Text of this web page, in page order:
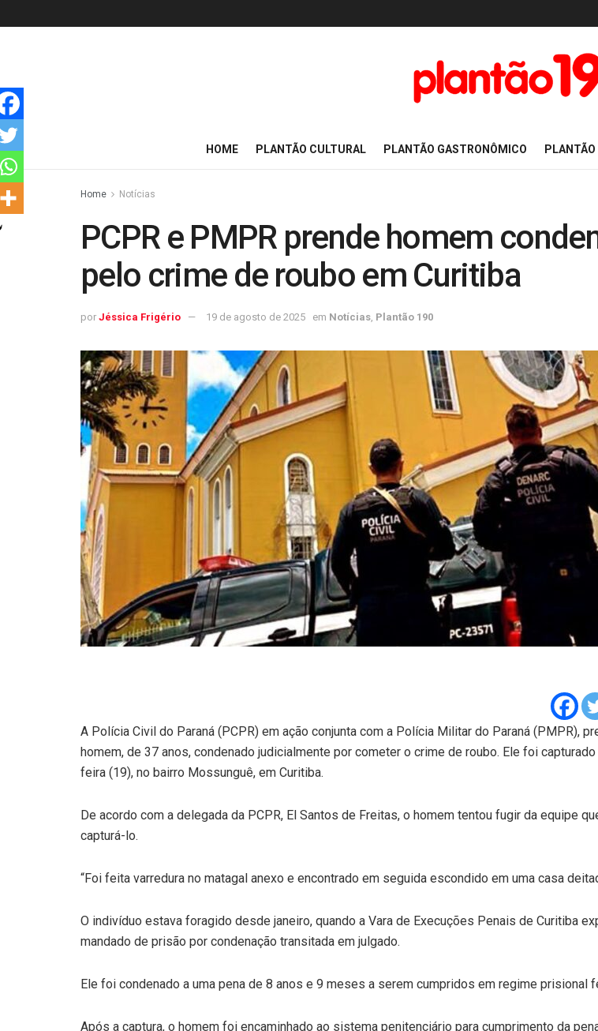
HOME PLANTÃO CULTURAL PLANTÃO GASTRONÔMICO
Home Notícias
PCPR e PMPR prende homem
pelo crime de roubo em Curitiba
por Jéssica Frigério 19 de agosto de 2025 em Notícias Plantão 190
A Polícia Civil do Paraná (PCPR) em ação conjunta com a Polícia Militar do Paraná (PMPR),
homem, de 37 anos, condenado judicialmente por cometer o crime de roubo. Ele foi
feira (19), no bairro Mossunguê, em Curitiba.
De acordo com a delegada da PCPR, El Santos de Freitas, o homem tentou fugir da equipe
capturá-lo.
“Foi feita varredura no matagal anexo e encontrado em seguida escondido em uma casa
O indivíduo estava foragido desde janeiro, quando a Vara de Execuções Penais de Curitiba
mandado de prisão por condenação transitada em julgado.
Ele foi condenado a uma pena de 8 anos e 9 meses a serem cumpridos em regime prisional
Após a captura, o homem foi encaminhado ao sistema penitenciário para cumprimento da